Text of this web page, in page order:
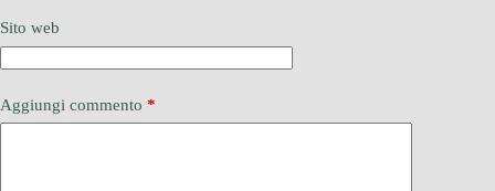
Sito web
Aggiungi commento *